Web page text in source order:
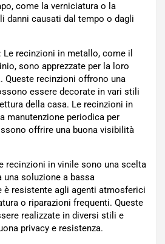
come la verniciatura o la
danni causati dal tempo o dagli
recinzioni in metallo, come il
sono apprezzate per la loro
Queste recinzioni offrono una
essere decorate in vari stili
della casa. Le recinzioni in
manutenzione periodica per
offrire una buona visibilità
recinzioni in vinile sono una scelta
una soluzione a bassa
è resistente agli agenti atmosferici
o riparazioni frequenti. Queste
realizzate in diversi stili e
privacy e resistenza.